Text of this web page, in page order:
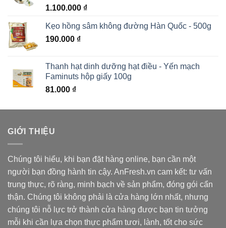
1.100.000 ₫
Kẹo hồng sâm không đường Hàn Quốc - 500g
190.000 ₫
Thanh hạt dinh dưỡng hạt điều - Yến mạch
Faminuts hộp giấy 100g
81.000 ₫
GIỚI THIỆU
Chúng tôi hiểu, khi bạn đặt hàng online, bạn cần một
người bạn đồng hành tin cậy. AnFresh.vn cam kết: tư vấn
trung thực, rõ ràng, minh bạch về sản phẩm, đóng gói cẩn
thận. Chúng tôi không phải là cửa hàng lớn nhất, nhưng
chúng tôi nỗ lực trở thành cửa hàng được bạn tin tưởng
mỗi khi cần lựa chọn thực phẩm tươi, lành, tốt cho sức